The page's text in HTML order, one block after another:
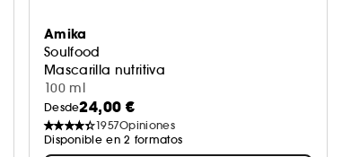
Amika
Soulfood
Mascarilla nutritiva
100 ml
Desde24,00 €
1957Opiniones
Disponible en 2 formatos